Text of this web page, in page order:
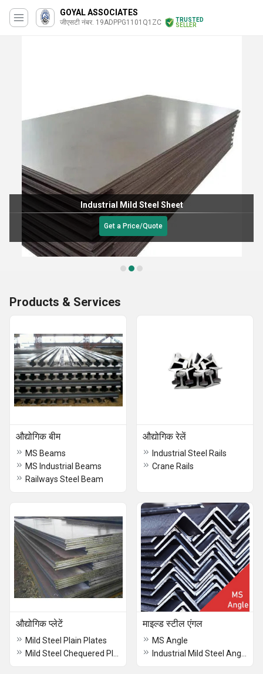
GOYAL ASSOCIATES
जीएसटी नंबर. 19ADPPG1101Q1ZC
TRUSTED
SELLER
Industrial Mild Steel Sheet
Get a Price/Quote
Products & Services
औद्योगिक बीम
MS Beams
MS Industrial Beams
Railways Steel Beam
औद्योगिक रेलें
Industrial Steel Rails
Crane Rails
औद्योगिक प्लेटें
Mild Steel Plain Plates
माइल्ड स्टील एंगल
MS Angle